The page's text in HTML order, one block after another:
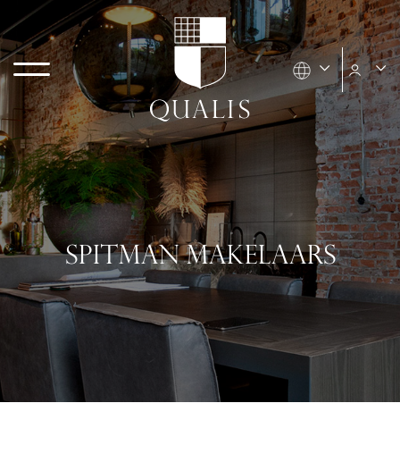
SPITMAN MAKELAARS